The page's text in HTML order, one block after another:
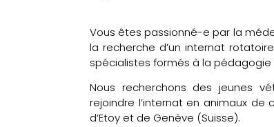
Vous êtes passionné-e par la
la recherche d’un internat
spécialistes formés à la pédagogie
Nous recherchons des jeunes
rejoindre l’internat en animaux
d’Etoy et de Genève (Suisse).